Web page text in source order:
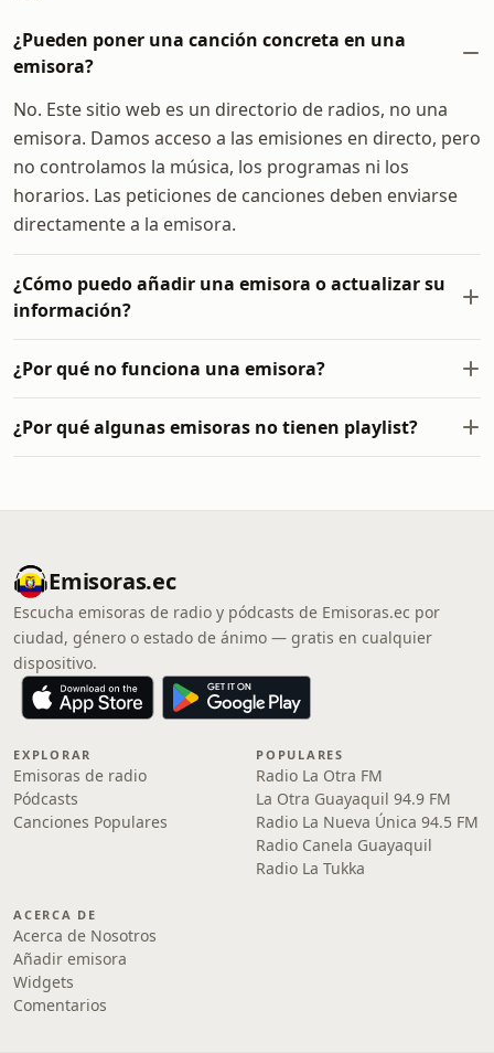
¿Pueden poner una canción concreta en una
emisora?
No. Este sitio web es un directorio de radios, no una
emisora. Damos acceso a las emisiones en directo, pero
no controlamos la música, los programas ni los
horarios. Las peticiones de canciones deben enviarse
directamente a la emisora.
¿Cómo puedo añadir una emisora o actualizar su
información?
¿Por qué no funciona una emisora?
¿Por qué algunas emisoras no tienen playlist?
Emisoras.ec
Escucha emisoras de radio y pódcasts de Emisoras.ec por
ciudad, género o estado de ánimo — gratis en cualquier
dispositivo.
EXPLORAR
Emisoras de radio
Pódcasts
Canciones Populares
POPULARES
Radio La Otra FM
La Otra Guayaquil 94.9 FM
Radio La Nueva Única 94.5 FM
Radio Canela Guayaquil
Radio La Tukka
ACERCA DE
Acerca de Nosotros
Añadir emisora
Widgets
Comentarios